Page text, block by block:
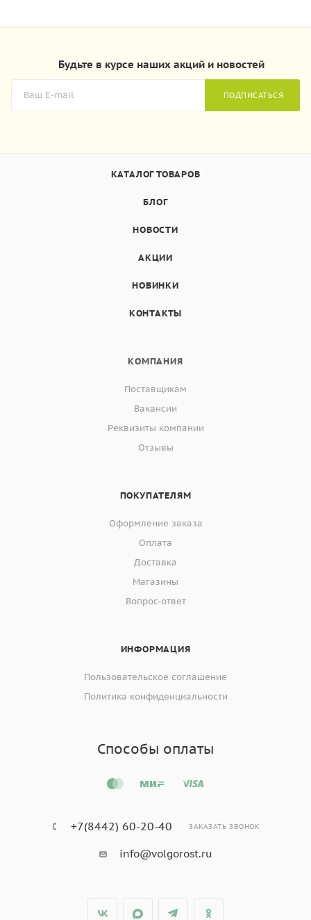
Будьте в курсе наших акций и новостей
ПОДПИСАТЬСЯ
КАТАЛОГ ТОВАРОВ
БЛОГ
НОВОСТИ
АКЦИИ
НОВИНКИ
КОНТАКТЫ
КОМПАНИЯ
Поставщикам
Вакансии
Реквизиты компании
Отзывы
ПОКУПАТЕЛЯМ
Оформление заказа
Оплата
Доставка
Магазины
Вопрос-ответ
ИНФОРМАЦИЯ
Пользовательское соглашение
Политика конфиденциальности
Способы оплаты
+7(8442) 60-20-40 ЗАКАЗАТЬ ЗВОНОК
info@volgorost.ru